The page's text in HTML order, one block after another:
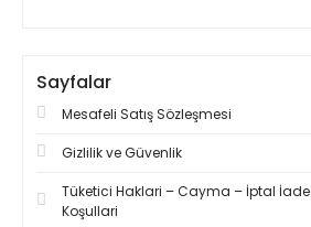
Sayfalar
Mesafeli Satış Sözleşmesi
Gizlilik ve Güvenlik
Tüketici Haklari – Cayma – İptal İade
Koşullari